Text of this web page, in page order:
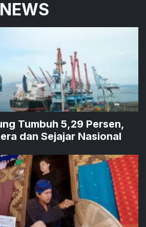
Tumbuh 5,29 Persen,
dan Sejajar Nasional